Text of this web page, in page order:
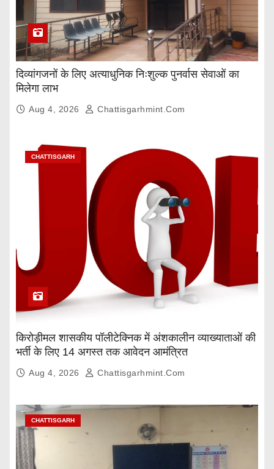
दिव्यांगजनों के लिए अत्याधुनिक निःशुल्क पुनर्वास सेवाओं का
मिलेगा लाभ
Aug 4, 2026 Chattisgarhmint.com
CHATTISGARH
किरोड़ीमल शासकीय पॉलीटेक्निक में अंशकालीन व्याख्याताओं की
भर्ती के लिए 14 अगस्त तक आवेदन आमंत्रित
Aug 4, 2026 Chattisgarhmint.com
CHATTISGARH